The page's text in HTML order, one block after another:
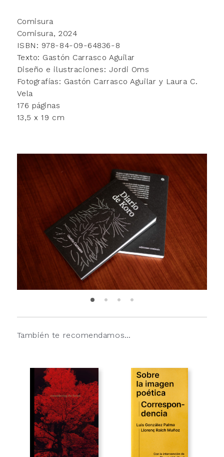
Comisura
Comisura, 2024
ISBN: 978-84-09-64836-8
Texto: Gastón Carrasco Aguilar
Diseño e ilustraciones: Jordi Oms
Fotografías: Gastón Carrasco Aguilar y Laura C.
Vela
176 páginas
13,5 x 19 cm
También te recomendamos…